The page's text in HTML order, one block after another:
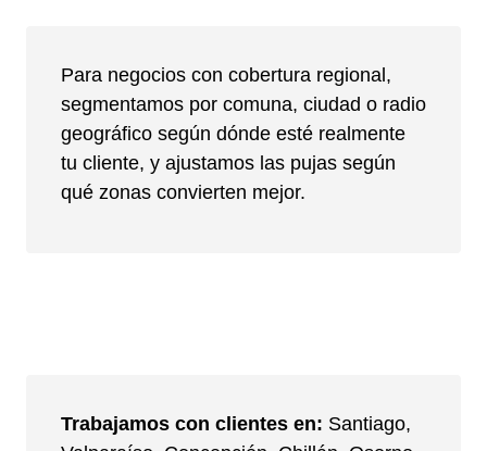
Para negocios con cobertura regional,
segmentamos por comuna, ciudad o radio
geográfico según dónde esté realmente
tu cliente, y ajustamos las pujas según
qué zonas convierten mejor.
Trabajamos con clientes en: Santiago,